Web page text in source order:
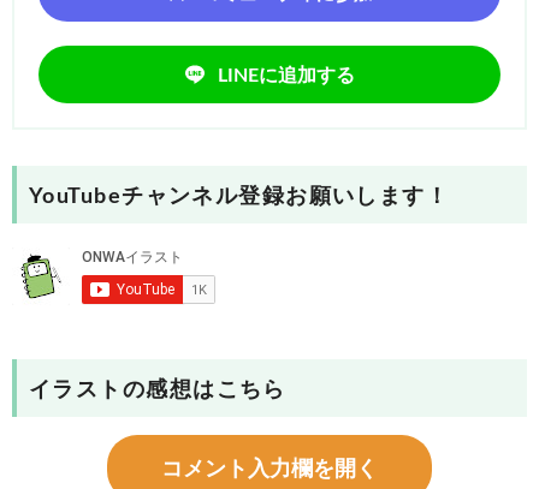
LINEに追加する
YouTubeチャンネル登録お願いします！
イラストの感想はこちら
コメント入力欄を開く